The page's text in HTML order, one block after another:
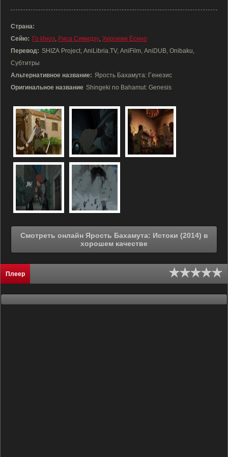
Страна:
Сейю: Го Иноэ, Риса Симидзу, Хироюки Ёсино
Перевод: SHIZA Project, AniLibria.TV, AniFilm, AniDUB, Onibaku,
Субтитры
Альтернативное название: Ярость Бахамута: Гeнезис
Оригинальное название Shingeki no Bahamut: Genesis
Смотреть онлайн Ярость Бахамута: Истоки (2014) в
хорошем качестве
Плеер